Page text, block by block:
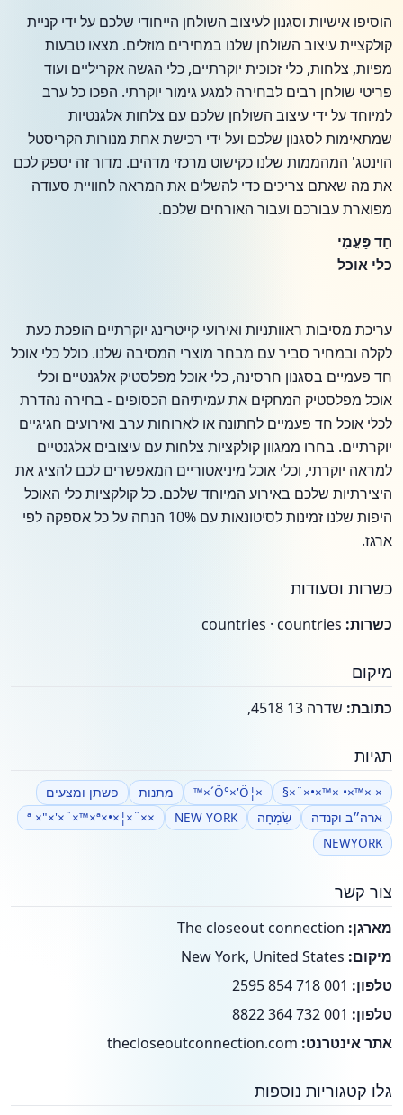
הוסיפו אישיות וסגנון לעיצוב השולחן הייחודי שלכם על ידי קניית
קולקציית עיצוב השולחן שלנו במחירים מוזלים. מצאו טבעות
מפיות, צלחות, כלי זכוכית יוקרתיים, כלי הגשה אקריליים ועוד
פריטי שולחן רבים לבחירה למגע גימור יוקרתי. הפכו כל ערב
למיוחד על ידי עיצוב השולחן שלכם עם צלחות אלגנטיות
שמתאימות לסגנון שלכם ועל ידי רכישת אחת מנורות הקריסטל
הוינטג' המהממות שלנו כקישוט מרכזי מדהים. מדור זה יספק לכם
את מה שאתם צריכים כדי להשלים את המראה לחוויית סעודה
מפוארת עבורכם ועבור האורחים שלכם.
חַד פַּעֲמִי
כלי אוכל
עריכת מסיבות ראוותניות ואירועי קייטרינג יוקרתיים הופכת כעת
לקלה ובמחיר סביר עם מבחר מוצרי המסיבה שלנו. כולל כלי אוכל
חד פעמיים בסגנון חרסינה, כלי אוכל מפלסטיק אלגנטיים וכלי
אוכל מפלסטיק המחקים את עמיתיהם הכסופים - בחירה נהדרת
לכלי אוכל חד פעמיים לחתונה או לארוחות ערב ואירועים חגיגיים
יוקרתיים. בחרו ממגוון קולקציות צלחות עם עיצובים אלגנטיים
למראה יוקרתי, וכלי אוכל מיניאטוריים המאפשרים לכם להציג את
היצירתיות שלכם באירוע המיוחד שלכם. כל קולקציות כלי האוכל
היפות שלנו זמינות לסיטונאות עם 10% הנחה על כל אספקה לפי
ארגז.
כשרות וסעודות
כשרות:
מיקום
כתובת: שדרה 13 4518,
תגיות
× ×™×• ×™×•×¨×§
×¦Ö°×'Ö´×™ מתנות
פשתן ומצעים
ארה״ב וקנדה
שִׂמְחָה NEW YORK
××¨×¦×•×ª ×"×'×¨×™×ª
NEWYORK
צור קשר
מארגן:
מיקום:
טלפון:
טלפון:
אתר אינטרנט:
גלו קטגוריות נוספות